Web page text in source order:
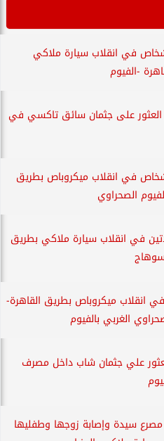
5 أشخاص في انقلاب سيارة ملاكي
-الفيوم
على جثمان سائق تاكسي في
7 أشخاص في انقلاب ميكروباص بطريق
الصحراوي
في انقلاب سيارة ملاكي بطريق
في انقلاب ميكروباص بطريق القاهرة-
الغربي بالفيوم
علي جثمان شاب داخل مصرف
مصرع سيدة وإصابة زوجها وطفليها